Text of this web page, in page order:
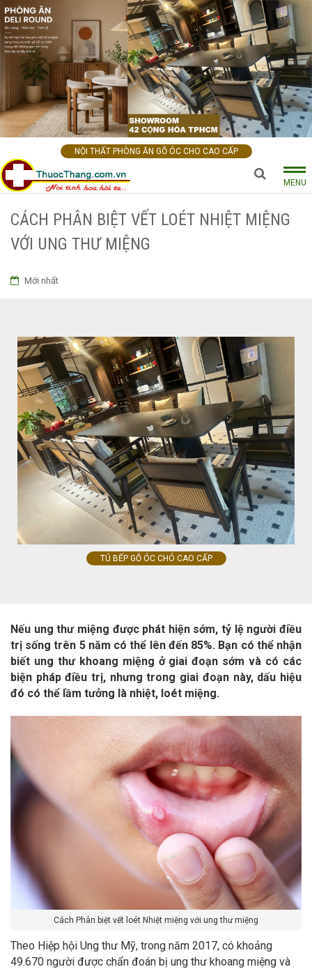
NỘI THẤT PHÒNG ĂN GỖ ÓC CHO CAO CẤP
MENU
CÁCH PHÂN BIỆT VẾT LOÉT NHIỆT MIỆNG
VỚI UNG THƯ MIỆNG
Mới nhất
TỦ BẾP GỖ ÓC CHÓ CAO CẤP
Nếu ung thư miệng được phát hiện sớm, tỷ lệ người điều
trị sống trên 5 năm có thể lên đến 85%. Bạn có thể nhận
biết ung thư khoang miệng ở giai đoạn sớm và có các
biện pháp điều trị, nhưng trong giai đoạn này, dấu hiệu
đó có thể lầm tưởng là nhiệt, loét miệng.
Cách Phân biệt vết loét Nhiệt miệng với ung thư miệng
Theo Hiệp hội Ung thư Mỹ, trong năm 2017, có khoảng
49.670 người được chẩn đoán bị ung thư khoang miệng và